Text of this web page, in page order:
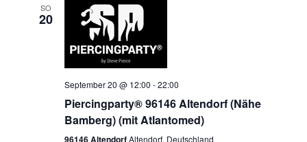
SO
20
September 20 @ 12:00 -22:00
Piercingparty® 96146 Altendorf (Nähe
Bamberg) (mit Atlantomed)
96146 AltendorfAltendorf, Deutschland